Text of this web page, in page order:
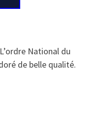
National du
de belle qualité.